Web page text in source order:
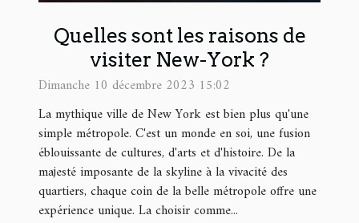
Quelles sont les raisons de
visiter New-York ?
Dimanche 10 décembre 2023 15:02
La mythique ville de New York est bien plus qu'une
simple métropole. C'est un monde en soi, une fusion
éblouissante de cultures, d'arts et d'histoire. De la
majesté imposante de la skyline à la vivacité des
quartiers, chaque coin de la belle métropole offre une
expérience unique. La choisir comme...